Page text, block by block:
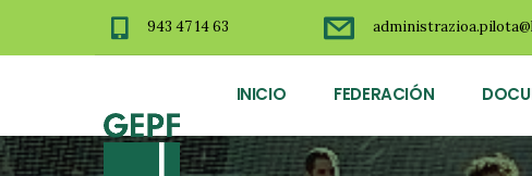
943 47 14 63
INICIO FEDERACIÓN